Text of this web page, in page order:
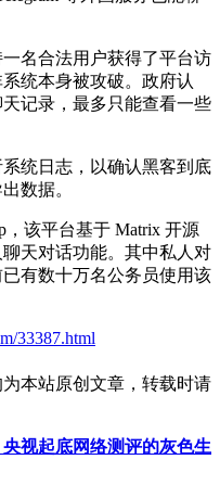
名合法用户获得了平台访
统本身被攻破。政府认
记录，最多只能查看一些
统日志，以确认黑客到底
数据。
，该平台基于 Matrix 开源
天对话功能。其中私人对
有数十万名公务员使用该
33387.html
本站原创文章，转载时请
视起底网络测评的灰色生